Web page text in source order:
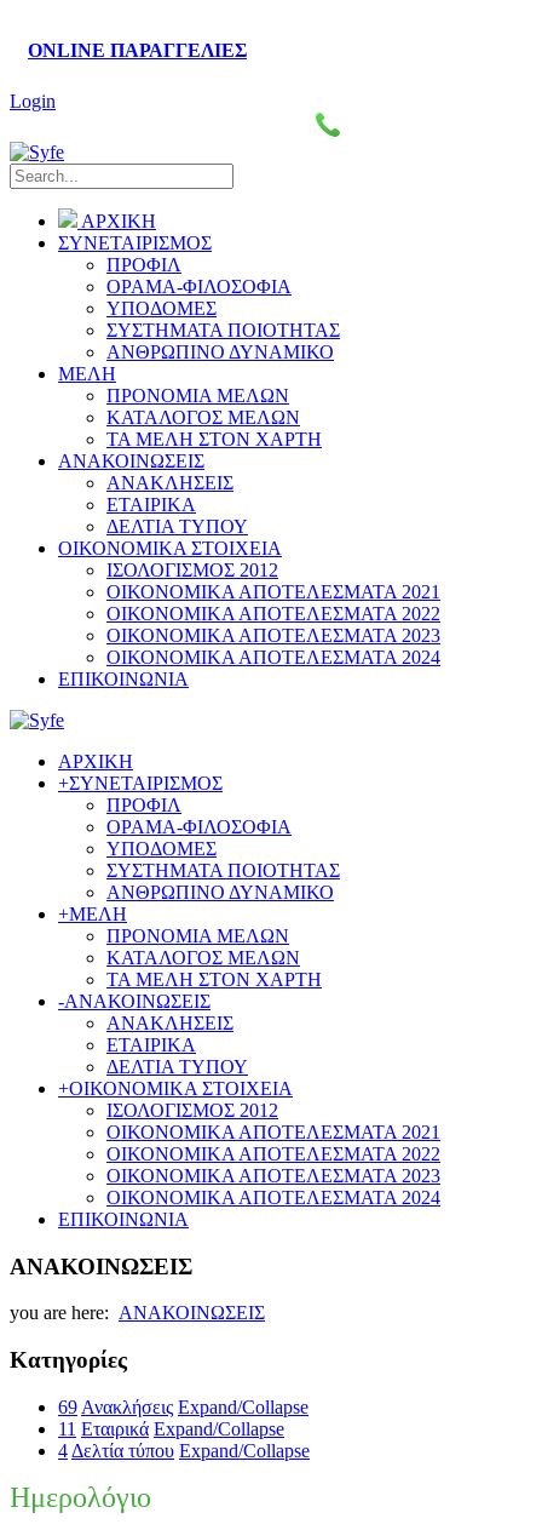
ONLINE ΠΑΡΑΓΓΕΛΙΕΣ
Login
ΑΡΧΙΚΗ
ΣΥΝΕΤΑΙΡΙΣΜΟΣ
ΠΡΟΦΙΛ
ΟΡΑΜΑ-ΦΙΛΟΣΟΦΙΑ
ΥΠΟΔΟΜΕΣ
ΣΥΣΤΗΜΑΤΑ ΠΟΙΟΤΗΤΑΣ
ΑΝΘΡΩΠΙΝΟ ΔΥΝΑΜΙΚΟ
ΜΕΛΗ
ΠΡΟΝΟΜΙΑ ΜΕΛΩΝ
ΚΑΤΑΛΟΓΟΣ ΜΕΛΩΝ
ΤΑ ΜΕΛΗ ΣΤΟΝ ΧΑΡΤΗ
ΑΝΑΚΟΙΝΩΣΕΙΣ
ΑΝΑΚΛΗΣΕΙΣ
ΕΤΑΙΡΙΚΑ
ΔΕΛΤΙΑ ΤΥΠΟΥ
ΟΙΚΟΝΟΜΙΚΑ ΣΤΟΙΧΕΙΑ
ΙΣΟΛΟΓΙΣΜΟΣ 2012
ΟΙΚΟΝΟΜΙΚΑ ΑΠΟΤΕΛΕΣΜΑΤΑ 2021
ΟΙΚΟΝΟΜΙΚΑ ΑΠΟΤΕΛΕΣΜΑΤΑ 2022
ΟΙΚΟΝΟΜΙΚΑ ΑΠΟΤΕΛΕΣΜΑΤΑ 2023
ΟΙΚΟΝΟΜΙΚΑ ΑΠΟΤΕΛΕΣΜΑΤΑ 2024
ΕΠΙΚΟΙΝΩΝΙΑ
ΑΡΧΙΚΗ
+ΣΥΝΕΤΑΙΡΙΣΜΟΣ
ΠΡΟΦΙΛ
ΟΡΑΜΑ-ΦΙΛΟΣΟΦΙΑ
ΥΠΟΔΟΜΕΣ
ΣΥΣΤΗΜΑΤΑ ΠΟΙΟΤΗΤΑΣ
ΑΝΘΡΩΠΙΝΟ ΔΥΝΑΜΙΚΟ
+ΜΕΛΗ
ΠΡΟΝΟΜΙΑ ΜΕΛΩΝ
ΚΑΤΑΛΟΓΟΣ ΜΕΛΩΝ
ΤΑ ΜΕΛΗ ΣΤΟΝ ΧΑΡΤΗ
-ΑΝΑΚΟΙΝΩΣΕΙΣ
ΑΝΑΚΛΗΣΕΙΣ
ΕΤΑΙΡΙΚΑ
ΔΕΛΤΙΑ ΤΥΠΟΥ
+ΟΙΚΟΝΟΜΙΚΑ ΣΤΟΙΧΕΙΑ
ΙΣΟΛΟΓΙΣΜΟΣ 2012
ΟΙΚΟΝΟΜΙΚΑ ΑΠΟΤΕΛΕΣΜΑΤΑ 2021
ΟΙΚΟΝΟΜΙΚΑ ΑΠΟΤΕΛΕΣΜΑΤΑ 2022
ΟΙΚΟΝΟΜΙΚΑ ΑΠΟΤΕΛΕΣΜΑΤΑ 2023
ΟΙΚΟΝΟΜΙΚΑ ΑΠΟΤΕΛΕΣΜΑΤΑ 2024
ΕΠΙΚΟΙΝΩΝΙΑ
ΑΝΑΚΟΙΝΩΣΕΙΣ
you are here: ΑΝΑΚΟΙΝΩΣΕΙΣ
Κατηγορίες
69 Ανακλήσεις Expand/Collapse
11 Εταιρικά Expand/Collapse
4 Δελτία τύπου Expand/Collapse
Ημερολόγιο